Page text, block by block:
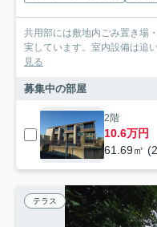
共用部には敷地内ごみ置き場
実しています。室内設備は追
見る
募集中の部屋
2階
10.6万円
61.69㎡
テラス